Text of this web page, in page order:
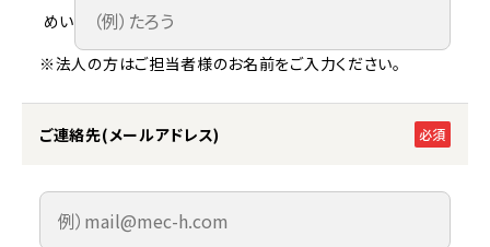
めい
※法人の方はご担当者様のお名前をご入力ください。
ご連絡先(メールアドレス) 必須